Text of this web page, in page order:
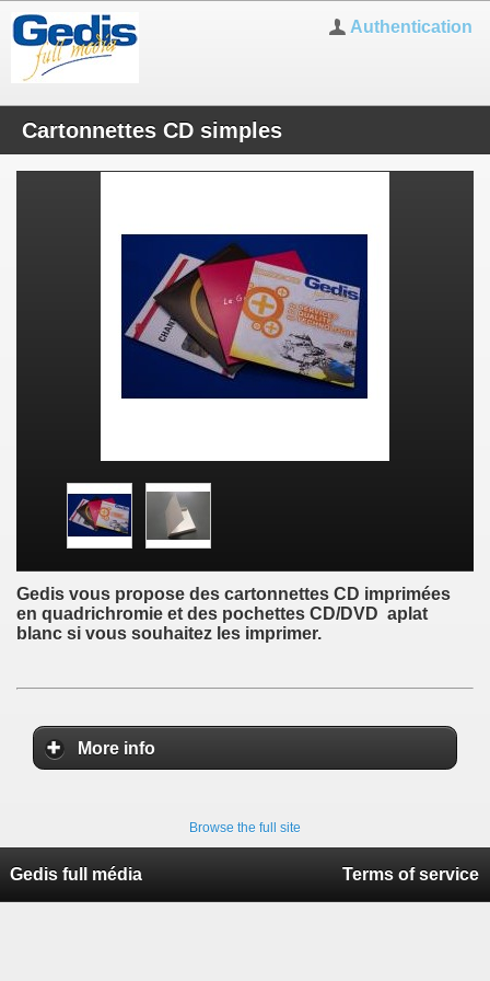
Authentication
Cartonnettes CD simples
Gedis vous propose des cartonnettes CD imprimées
en quadrichromie et des pochettes CD/DVD aplat
blanc si vous souhaitez les imprimer.
More info
Browse the full site
Gedis full média Terms of service